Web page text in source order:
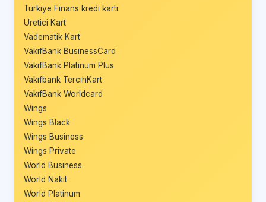
Türkiye Finans kredi kartı
Üretici Kart
Vadematik Kart
VakıfBank BusinessCard
VakıfBank Platinum Plus
Vakıfbank TercihKart
VakıfBank Worldcard
Wings
Wings Black
Wings Business
Wings Private
World Business
World Nakit
World Platinum